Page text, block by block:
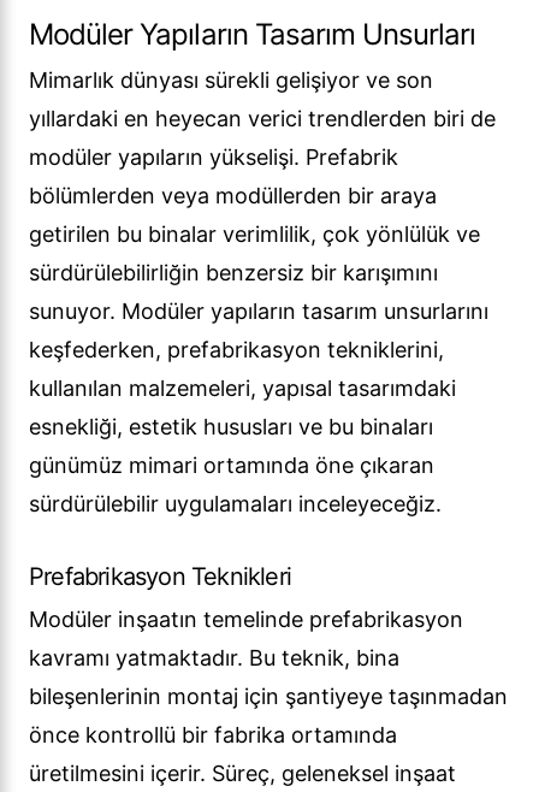
Modüler Yapıların Tasarım Unsurları
Mimarlık dünyası sürekli gelişiyor ve son
yıllardaki en heyecan verici trendlerden biri de
modüler yapıların yükselişi. Prefabrik
bölümlerden veya modüllerden bir araya
getirilen bu binalar verimlilik, çok yönlülük ve
sürdürülebilirliğin benzersiz bir karışımını
sunuyor. Modüler yapıların tasarım unsurlarını
keşfederken, prefabrikasyon tekniklerini,
kullanılan malzemeleri, yapısal tasarımdaki
esnekliği, estetik hususları ve bu binaları
günümüz mimari ortamında öne çıkaran
sürdürülebilir uygulamaları inceleyeceğiz.
Prefabrikasyon Teknikleri
Modüler inşaatın temelinde prefabrikasyon
kavramı yatmaktadır. Bu teknik, bina
bileşenlerinin montaj için şantiyeye taşınmadan
önce kontrollü bir fabrika ortamında
üretilmesini içerir. Süreç, geleneksel inşaat